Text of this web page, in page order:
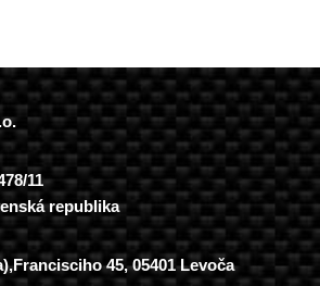
11
republika
45, 05401 Levoča